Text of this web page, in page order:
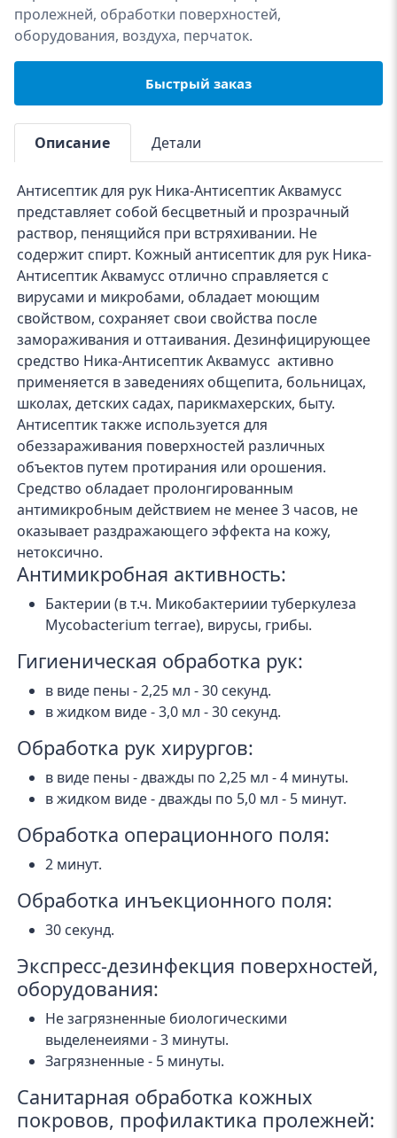
пролежней, обработки поверхностей,
оборудования, воздуха, перчаток.
Быстрый заказ
Описание Детали
Антисептик для рук Ника-Антисептик Аквамусс
представляет собой бесцветный и прозрачный
раствор, пенящийся при встряхивании. Не
содержит спирт. Кожный антисептик для рук Ника-
Антисептик Аквамусс отлично справляется с
вирусами и микробами, обладает моющим
свойством, сохраняет свои свойства после
замораживания и оттаивания. Дезинфицирующее
средство Ника-Антисептик Аквамусс активно
применяется в заведениях общепита, больницах,
школах, детских садах, парикмахерских, быту.
Антисептик также используется для
обеззараживания поверхностей различных
объектов путем протирания или орошения.
Средство обладает пролонгированным
антимикробным действием не менее 3 часов, не
оказывает раздражающего эффекта на кожу,
нетоксично.
Антимикробная активность:
Бактерии (в т.ч. Микобактериии туберкулеза
Mycobacterium terrae), вирусы, грибы.
Гигиеническая обработка рук:
в виде пены - 2,25 мл - 30 секунд.
в жидком виде - 3,0 мл - 30 секунд.
Обработка рук хирургов:
в виде пены - дважды по 2,25 мл - 4 минуты.
в жидком виде - дважды по 5,0 мл - 5 минут.
Обработка операционного поля:
2 минут.
Обработка инъекционного поля:
30 секунд.
Экспресс-дезинфекция поверхностей,
оборудования:
Не загрязненные биологическими
выделенеиями - 3 минуты.
Загрязненные - 5 минуты.
Санитарная обработка кожных
покровов, профилактика пролежней: